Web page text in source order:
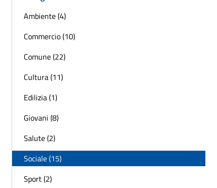
Ambiente (4)
Commercio (10)
Comune (22)
Cultura (11)
Edilizia (1)
Giovani (8)
Salute (2)
Sociale (15)
Sport (2)